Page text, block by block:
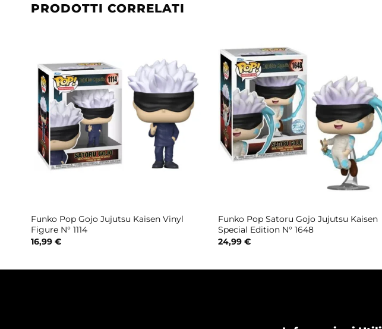
PRODOTTI CORRELATI
Funko Pop Gojo Jujutsu Kaisen Vinyl
Figure N° 1114
16,99 €
Funko Pop Satoru Gojo Jujutsu Kaisen
Special Edition N° 1648
24,99 €